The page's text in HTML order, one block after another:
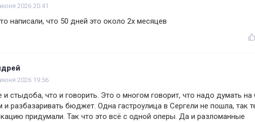
2026 20:41
написали, что 50 дней это около 2х месяцев
2026 19:56
стыдоба, что и говорить. Это о многом говорит, что надо думать на
и разбазаривать бюджет. Одна гастроулица в Сергели не пошла, так
придумали. Так что это всё с одной оперы. Да и разломанные